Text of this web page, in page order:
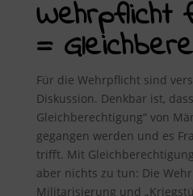
Wehrpflicht
=
Für die Wehrpflicht sind
Diskussion. Denkbar ist,
Gleichberechtigung“ von
gegangen werden und es
trifft. Mit
aber nichts zu tun: Die
Militarisierung und